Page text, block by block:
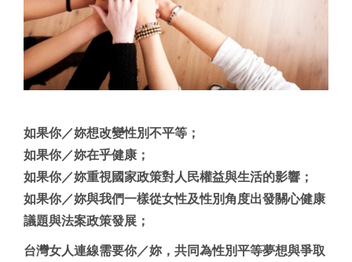
如果你／妳想改變性別不平等；
如果你／妳在乎健康；
如果你／妳重視國家政策對人民權益與生活的影響；
如果你／妳與我們一樣從女性及性別角度出發關心健康
議題與法案政策發展；
台灣女人連線需要你／妳，共同為性別平等夢想與爭取